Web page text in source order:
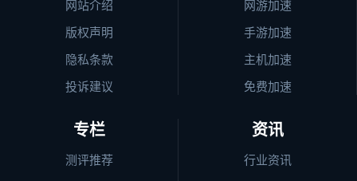
网站介绍
版权声明
隐私条款
投诉建议
网游加速
手游加速
主机加速
免费加速
专栏
测评推荐
资讯
行业资讯